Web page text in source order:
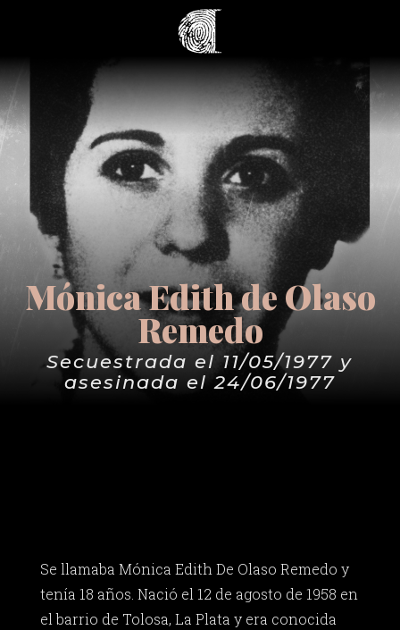
Mónica Edith de Olaso
Remedo
Secuestrada el 11/05/1977 y
asesinada el 24/06/1977
Se llamaba Mónica Edith De Olaso Remedo y
tenía 18 años. Nació el 12 de agosto de 1958 en
el barrio de Tolosa, La Plata y era conocida